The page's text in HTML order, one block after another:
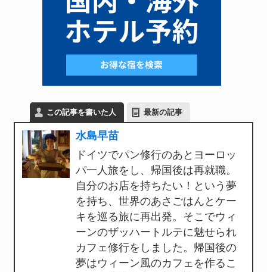
この記事を書いた人 最新の記事
水島早苗
ドイツでパン修行のあとヨーロッ
パ一人旅をし、帰国後は再就職。
自分のお店を持ちたい！という夢
を持ち、世界のあさごはんとケー
キを巡る旅に再出発。そこでウィ
ーンのザッハートルテに魅せられ
カフェ修行をしました。帰国後の
夢はウィーン風のカフェを作るこ